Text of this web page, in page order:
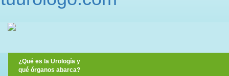
¿Qué es la Urología y
qué órganos abarca?